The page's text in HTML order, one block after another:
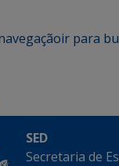
ir para
SED
Secretaria de